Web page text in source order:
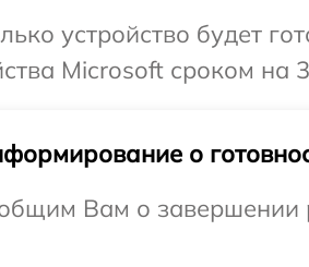
устройство будет
Microsoft сроком на
о
Вам о завершении